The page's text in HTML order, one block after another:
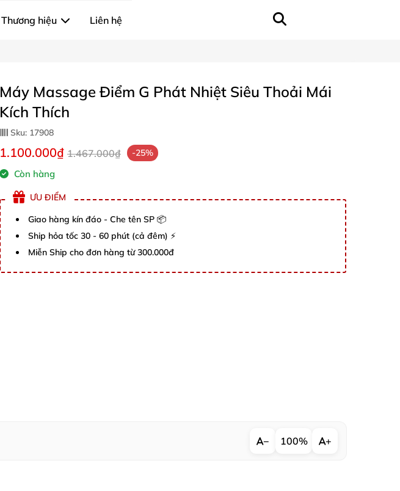
Thương hiệu Liên hệ
Máy Massage Điểm G Phát Nhiệt Siêu Thoải Mái
Kích Thích
Sku: 17908
1.100.000₫ 1.467.000₫ -25%
Còn hàng
ƯU ĐIỂM
Giao hàng kín đáo - Che tên SP 📦
Ship hỏa tốc 30 - 60 phút (cả đêm) ⚡
Miễn Ship cho đơn hàng từ 300.000đ
− 100% +